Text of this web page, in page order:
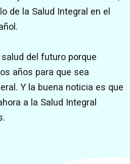
de la Salud Integral en el
del futuro porque
años para que sea
Y la buena noticia es que
a la Salud Integral